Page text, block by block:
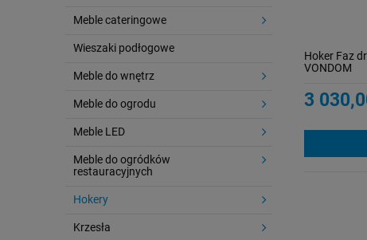
Meble cateringowe
Wieszaki podłogowe
Meble do wnętrz
Meble do ogrodu
Meble LED
Meble do ogródków
restauracyjnych
Hokery
Krzesła
Hoker Faz
VONDOM
3